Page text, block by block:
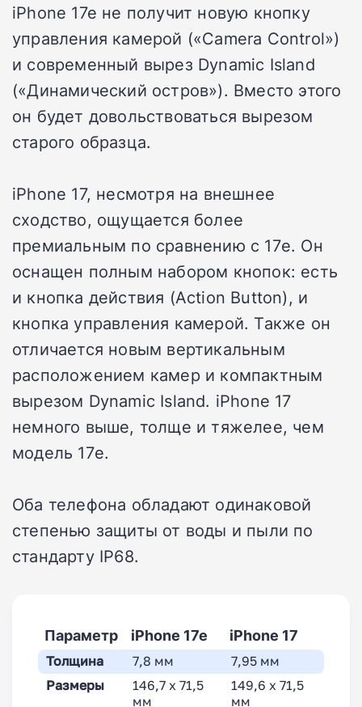
iPhone 17e не получит новую кнопку
управления камерой («Camera Control»)
и современный вырез Dynamic Island
(«Динамический остров»). Вместо этого
он будет довольствоваться вырезом
старого образца.
iPhone 17, несмотря на внешнее
сходство, ощущается более
премиальным по сравнению с 17e. Он
оснащен полным набором кнопок: есть
и кнопка действия (Action Button), и
кнопка управления камерой. Также он
отличается новым вертикальным
расположением камер и компактным
вырезом Dynamic Island. iPhone 17
немного выше, толще и тяжелее, чем
модель 17e.
Оба телефона обладают одинаковой
степенью защиты от воды и пыли по
стандарту IP68.
Параметр iPhone 17e iPhone 17
Толщина 7,8 мм
7,95 мм
Размеры
146,7 x 71,5
мм
149,6 x 71,5
мм